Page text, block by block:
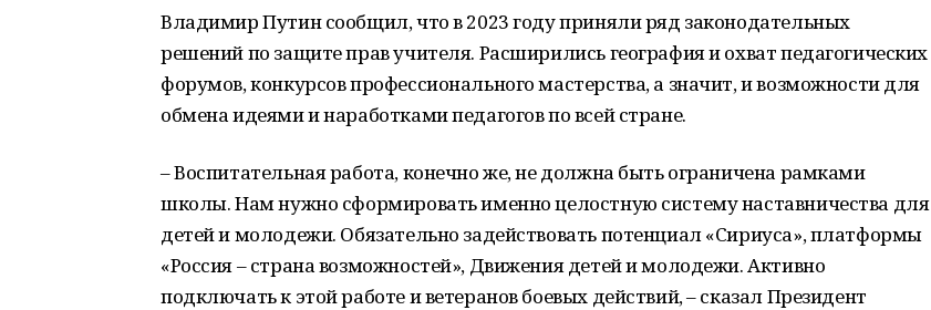
Владимир Путин сообщил, что в 2023 году приняли ряд законодательных
решений по защите прав учителя. Расширились география и охват педагогических
форумов, конкурсов профессионального мастерства, а значит, и возможности для
обмена идеями и наработками педагогов по всей стране.
– Воспитательная работа, конечно же, не должна быть ограничена рамками
школы. Нам нужно сформировать именно целостную систему наставничества для
детей и молодежи. Обязательно задействовать потенциал «Сириуса», платформы
«Россия – страна возможностей», Движения детей и молодежи. Активно
подключать к этой работе и ветеранов боевых действий, – сказал Президент